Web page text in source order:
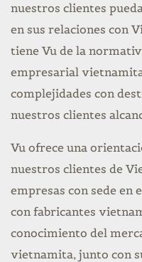
nuestros clientes
en sus relaciones con
tiene Vu de la
empresarial
complejidades con
nuestros clientes
Vu ofrece una
nuestros clientes de
empresas con sede en
con fabricantes
conocimiento del
vietnamita, junto con